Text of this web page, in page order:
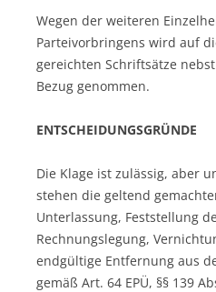
Wegen der weiteren
Parteivorbringens wird auf
gereichten Schriftsätze
Bezug genommen.
ENTSCHEIDUNGSGRÜNDE
Die Klage ist zulässig, aber
stehen die geltend
Unterlassung, Feststellung
Rechnungslegung,
endgültige Entfernung aus
gemäß Art. 64 EPÜ, §§ 139